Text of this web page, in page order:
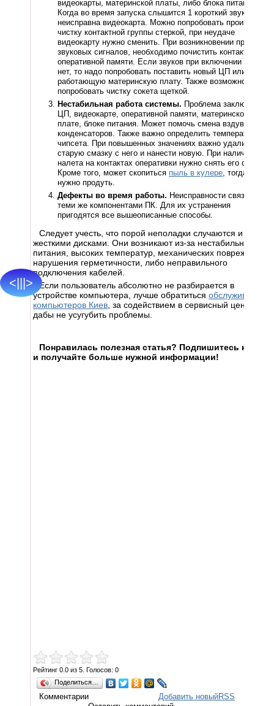
<|||>
видеокарты, материнской платы, либо блока питания.
Когда во время запуска слышится 1 короткий звук, то
неисправна видеокарта. Можно попробовать произвести
чистку контактной группы стеркой, при неудаче
видеокарту нужно сменить. При возникновении прочих
звуковых сигналов, необходимо почистить контакты
оперативной памяти. Если звуков при включении вообще
нет, то надо попробовать поставить новый ЦП или
работающую материнскую плату. Также возможно
попробовать чистку сокета щеткой.
Нестабильная работа системы. Проблема заключена в
ЦП, видеокарте, оперативной памяти, материнской
плате, блоке питания. Может помочь смена вздувшихся
конденсаторов. Также важно определить температуру
чипсета. При повышенных значениях важно удалить
старую смазку с него и нанести новую. При наличии
налета на контактах оперативки нужно снять его стеркой.
Кроме того, может скопиться пыль в кулере, тогда его
нужно продуть.
Дефекты во время работы. Неисправности связаны с
теми же компонентами ПК. Для их устранения
пригодятся все вышеописанные способы.
Следует учесть, что порой неполадки случаются и с
жесткими дисками. Они возникают из-за нестабильного
питания, высоких температур, механических повреждений,
нарушения герметичности, либо неправильного
подключения кабелей.
Если пользователь абсолютно не разбирается в
устройстве компьютера, лучше обратиться обслуживание
компьютеров Киев, за содействием в сервисный центр,
дабы не усугубить проблемы.
Понравилась полезная статья? Подпишитесь на
и получайте больше нужной информации!
Рейтинг 0.0 из 5 . Голосов: 0
Поделиться…
Комментарии Добавить новыйRSS